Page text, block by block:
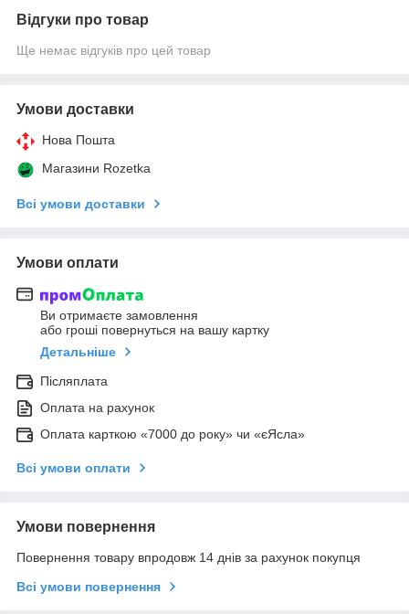
Відгуки про товар
Ще немає відгуків про цей товар
Умови доставки
Нова Пошта
Магазини Rozetka
Всі умови доставки
Умови оплати
Ви отримаєте замовлення
або гроші повернуться на вашу картку
Детальніше
Післяплата
Оплата на рахунок
Оплата карткою «7000 до року» чи «єЯсла»
Всі умови оплати
Умови повернення
Повернення товару впродовж 14 днів за рахунок покупця
Всі умови повернення